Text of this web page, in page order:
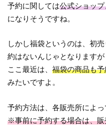
予約に関しては公式ショッ
になりそうですね。
しかし福袋というのは、初
約はないんじゃとなりますが
ここ最近は、福袋の商品も予
みたいですよ。
予約方法は、各販売所によ
※事前に予約する場合は、